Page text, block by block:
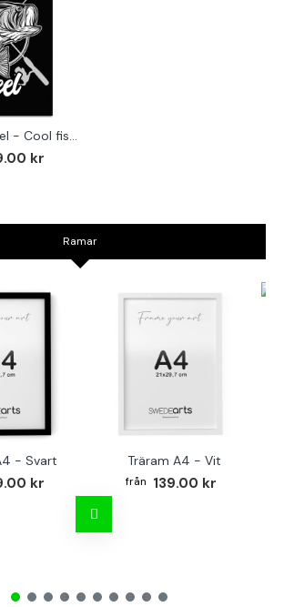
Keeping it reel - Cool fiske poster
kr
Ramar
- Svart
kr
Träram A4 - Vit
139.00 kr